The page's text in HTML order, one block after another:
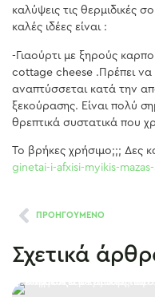
καλύψεις τις θερμιδικές
καλές ιδέες είναι :
-Γιαούρτι με ξηρούς
cottage cheese .Πρέπει να
αναπτύσσεται κατά την
ξεκούρασης. Είναι πολύ
θρεπτικά συστατικά που
Το βρήκες χρήσιμο;;; Δες
ginetai-i-afxisi-myikis-
ΠΡΟΗΓΟΥΜΕΝΟ
Σχετικά